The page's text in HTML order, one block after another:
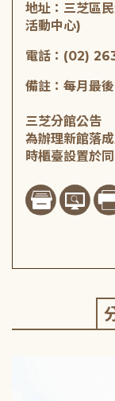
地址：三芝區
活動中心)
電話：(02)
備註：每月最
三芝分館公告
為辦理新館落
時櫃臺設置於